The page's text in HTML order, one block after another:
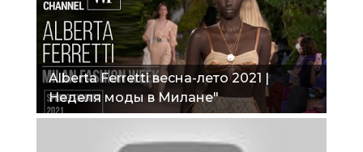
Alberta Ferretti весна-лето 2021 |
Неделя моды в Милане"